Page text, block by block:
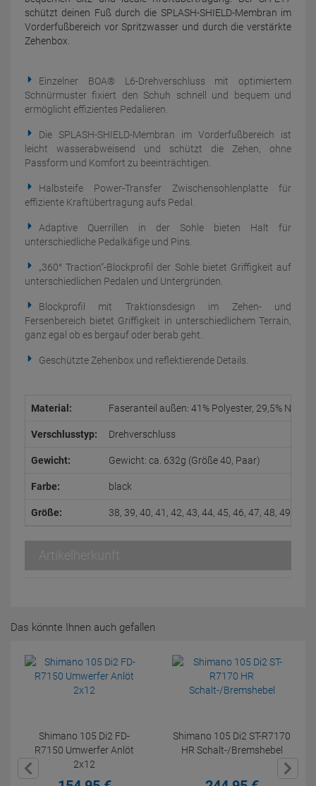
schützt deinen Fuß durch die SPLASH-SHIELD-Membran im
Vorderfußbereich vor Spritzwasser und durch die verstärkte
Zehenbox.
Einzelner BOA® L6-Drehverschluss mit optimiertem
Schnürmuster fixiert den Schuh schnell und bequem und
ermöglicht effizientes Pedalieren.
Die SPLASH-SHIELD-Membran im Vorderfußbereich ist
leicht wasserabweisend und schützt die Zehen, ohne
Passform und Komfort zu beeinträchtigen.
Halbsteife Power-Transfer Zwischensohlenplatte für
effiziente Kraftübertragung aufs Pedal.
Adaptive Querrillen in der Sohle bieten Halt für
unterschiedliche Pedalkäfige und Pins.
„360° Traction“-Blockprofil der Sohle bietet Griffigkeit auf
unterschiedlichen Pedalen und Untergründen.
Blockprofil mit Traktionsdesign im Zehen- und
Fersenbereich bietet Griffigkeit in unterschiedlichem Terrain,
ganz egal ob es bergauf oder berab geht.
Geschützte Zehenbox und reflektierende Details.
Material: Faseranteil außen: 41% Polyester, 29,5%
Verschlusstyp: Drehverschluss
Gewicht: Gewicht: ca. 632g (Größe 40, Paar)
Farbe: black
Größe: 38, 39, 40, 41, 42, 43, 44, 45, 46, 47, 48, 49, 50
Artikelherkunft
Das könnte Ihnen auch gefallen
Shimano 105 Di2 FD-
R7150 Umwerfer Anlöt
2x12
Shimano 105 Di2 ST-R7170
HR Schalt-/Bremshebel